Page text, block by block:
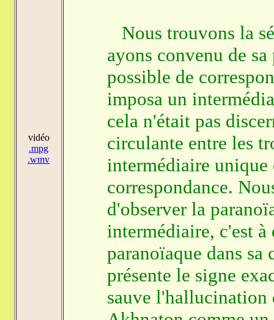
vidéo
.mpg
.wmv
Nous trouvons la
ayons convenu de
possible de
imposa un
cela n'était pas
circulante entre les
intermédiaire unique
correspondance.
d'observer la
intermédiaire, c'est
paranoïaque dans
présente le signe
sauve l'hallucination